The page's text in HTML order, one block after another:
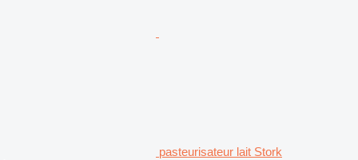
pasteurisateur lait Stork